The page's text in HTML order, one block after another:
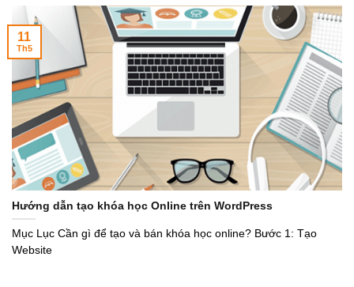
Hướng dẫn tạo khóa học Online trên WordPress
Mục Lục Cần gì để tạo và bán khóa học online? Bước 1: Tạo
Website
11
Th5